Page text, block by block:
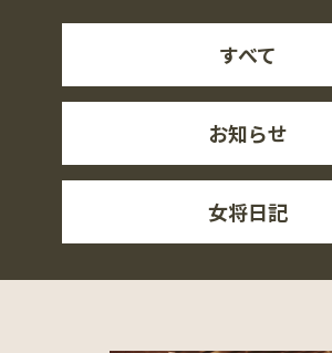
すべて
お知らせ
女将日記